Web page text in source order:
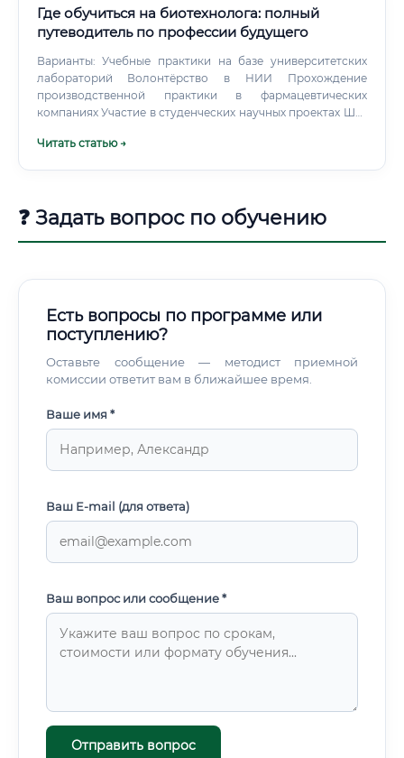
Где обучиться на биотехнолога: полный
путеводитель по профессии будущего
Варианты: Учебные практики на базе университетских
лабораторий Волонтёрство в НИИ Прохождение
производственной практики в фармацевтических
компаниях Участие в студенческих научных проектах Шаг
Олимпиады, хакатоны по биоинформатике, студенческие
Читать статью →
❓ Задать вопрос по обучению
Есть вопросы по программе или
поступлению?
Оставьте сообщение — методист приемной
комиссии ответит вам в ближайшее время.
Ваше имя *
Ваш E-mail (для ответа)
Ваш вопрос или сообщение *
Отправить вопрос